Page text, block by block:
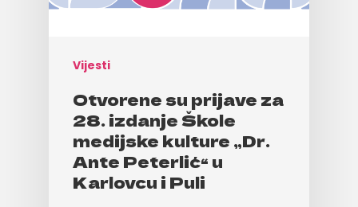
Vijesti
Otvorene su prijave za
28. izdanje Škole
medijske kulture „Dr.
Ante Peterlić“ u
Karlovcu i Puli